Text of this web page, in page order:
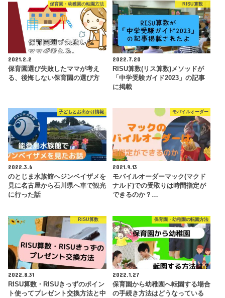
保育園・幼稚園の転園方法
2021.2.2
保育園選び失敗したママが考え
る、後悔しない保育園の選び方
RISU算数
2022.7.20
RISU算数(リス算数)メソッドが
「中学受験ガイド2023」の記事
に掲載
子どもとお出かけ情報
2022.3.6
のとじま水族館へジンベイザメを
見に名古屋から石川県へ車で観光
に行った話
モバイルオーダー
2021.9.13
モバイルオーダーマック(マクド
ナルド)での受取りは時間指定が
できるのか？…
RISU算数
2022.8.31
RISU算数・RISUきっずのポイン
ト使ってプレゼント交換方法と中
保育園・幼稚園の転園方法
2022.1.27
保育園から幼稚園へ転園する場合
の手続き方法はどうなっている